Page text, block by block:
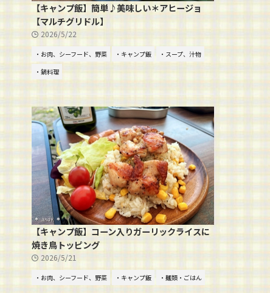
【キャンプ飯】簡単♪美味しい＊アヒージョ
【マルチグリドル】
2026/5/22
・お肉、シーフード、野菜 ・キャンプ飯
・スープ、汁物
・鍋料理
【キャンプ飯】コーン入りガーリックライスに
焼き鳥トッピング
2026/5/21
・お肉、シーフード、野菜 ・キャンプ飯 ・麺類・ごはん